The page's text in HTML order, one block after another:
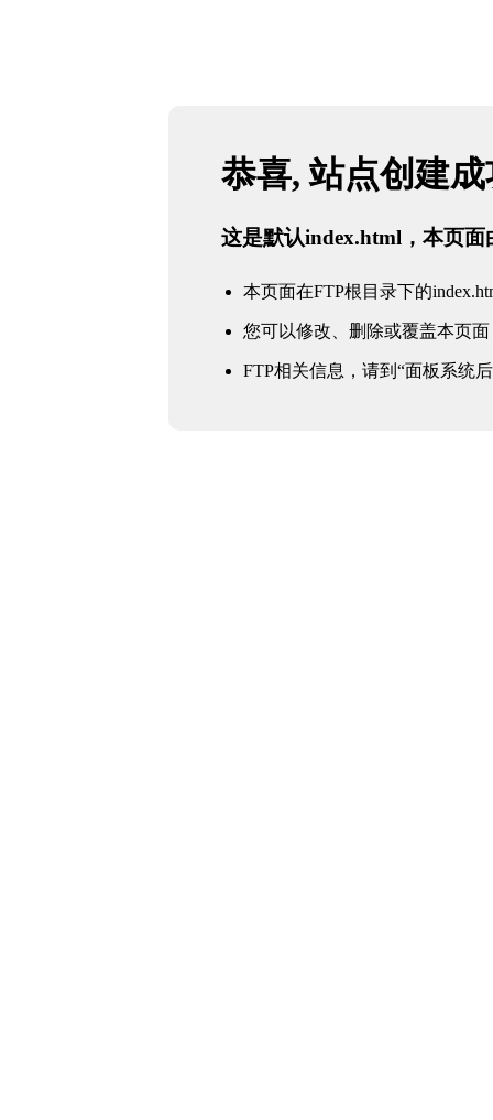
恭喜, 站点创建
这是默认index.html，本页面
本页面在FTP根目录下的
您可以修改、删除或覆盖本页面
FTP相关信息，请到“面板系统